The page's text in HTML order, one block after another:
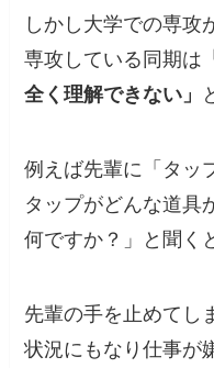
しかし大学での専攻
専攻している同期は
全く理解できない」
例えば先輩に「タッ
タップがどんな道具
何ですか？」と聞く
先輩の手を止めてし
状況にもなり仕事が